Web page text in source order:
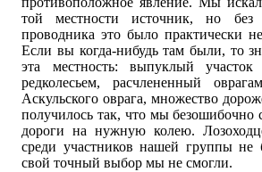
той местности источник, но
проводника это было практически
Если вы когда-нибудь там были, то
эта местность: выпуклый
редколесьем, расчлененный
Аскульского оврага, множество
получилось так, что мы безошибочно
дороги на нужную колею.
среди участников нашей группы не
свой точный выбор мы не смогли.